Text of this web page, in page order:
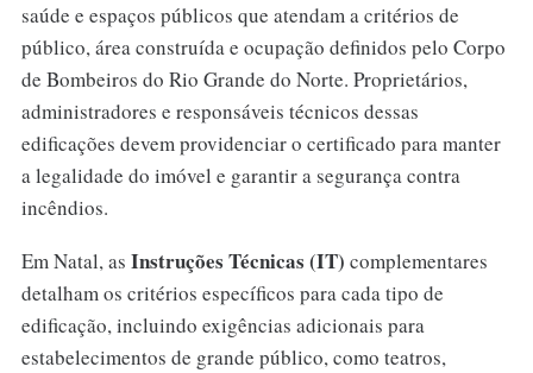
saúde e espaços públicos que atendam a critérios de
público, área construída e ocupação definidos pelo Corpo
de Bombeiros do Rio Grande do Norte. Proprietários,
administradores e responsáveis técnicos dessas
edificações devem providenciar o certificado para manter
a legalidade do imóvel e garantir a segurança contra
incêndios.
Em Natal, as Instruções Técnicas (IT) complementares
detalham os critérios específicos para cada tipo de
edificação, incluindo exigências adicionais para
estabelecimentos de grande público, como teatros,